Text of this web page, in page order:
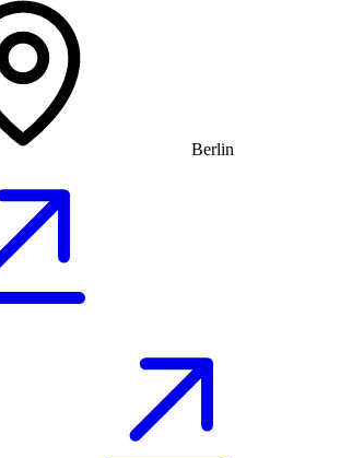
Berlin